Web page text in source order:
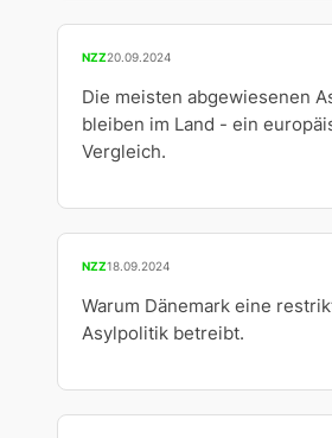
NZZ20.09.2024
Die meisten abgewiesenen
bleiben im Land - ein
Vergleich.
NZZ18.09.2024
Warum Dänemark eine
Asylpolitik betreibt.